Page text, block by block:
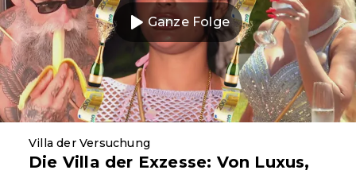
Ganze Folge
Villa der Versuchung
Die Villa der Exzesse: Von Luxus,